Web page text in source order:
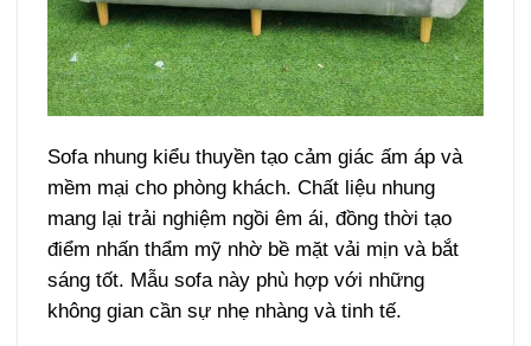
Sofa nhung kiểu thuyền tạo cảm giác ấm áp và
mềm mại cho phòng khách. Chất liệu nhung
mang lại trải nghiệm ngồi êm ái, đồng thời tạo
điểm nhấn thẩm mỹ nhờ bề mặt vải mịn và bắt
sáng tốt. Mẫu sofa này phù hợp với những
không gian cần sự nhẹ nhàng và tinh tế.